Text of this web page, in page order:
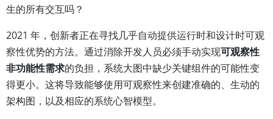
生的所有交互吗？
2021 年，创新者正在寻找几乎自动提供运行时和设计时可观
察性优势的方法。通过消除开发人员必须手动实现可观察性
非功能性需求的负担，系统大图中缺少关键组件的可能性变
得更小。这将导致能够使用可观察性来创建准确的、生动的
架构图，以及相应的系统心智模型。